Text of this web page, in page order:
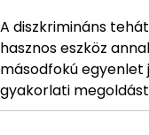
A diszkrimináns
hasznos eszköz
másodfokú egyenlet
gyakorlati